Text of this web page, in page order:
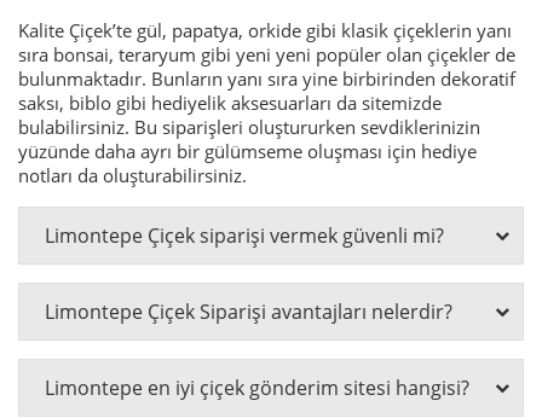
Kalite Çiçek’te gül, papatya, orkide gibi klasik çiçeklerin yanı
sıra bonsai, teraryum gibi yeni yeni popüler olan çiçekler de
bulunmaktadır. Bunların yanı sıra yine birbirinden dekoratif
saksı, biblo gibi hediyelik aksesuarları da sitemizde
bulabilirsiniz. Bu siparişleri oluştururken sevdiklerinizin
yüzünde daha ayrı bir gülümseme oluşması için hediye
notları da oluşturabilirsiniz.
Limontepe Çiçek siparişi vermek güvenli mi?
Limontepe Çiçek Siparişi avantajları nelerdir?
Limontepe en iyi çiçek gönderim sitesi hangisi?